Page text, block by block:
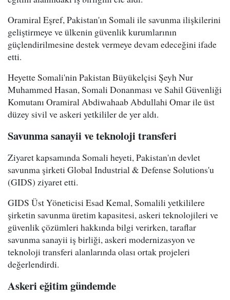
Oramiral Eşref, Pakistan'ın Somali ile savunma ilişkilerini
geliştirmeye ve ülkenin güvenlik kurumlarının
güçlendirilmesine destek vermeye devam edeceğini ifade
etti.
Heyette Somali'nin Pakistan Büyükelçisi Şeyh Nur
Muhammed Hasan, Somali Donanması ve Sahil Güvenliği
Komutanı Oramiral Abdiwahaab Abdullahi Omar ile üst
düzey sivil ve askeri yetkililer de yer aldı.
Savunma sanayii ve teknoloji transferi
Ziyaret kapsamında Somali heyeti, Pakistan'ın devlet
savunma şirketi Global Industrial & Defense Solutions'u
(GIDS) ziyaret etti.
GIDS Üst Yöneticisi Esad Kemal, Somalili yetkililere
şirketin savunma üretim kapasitesi, askeri teknolojileri ve
güvenlik çözümleri hakkında bilgi verirken, taraflar
savunma sanayii iş birliği, askeri modernizasyon ve
teknoloji transferi alanlarında olası ortak projeleri
değerlendirdi.
Askeri eğitim gündemde